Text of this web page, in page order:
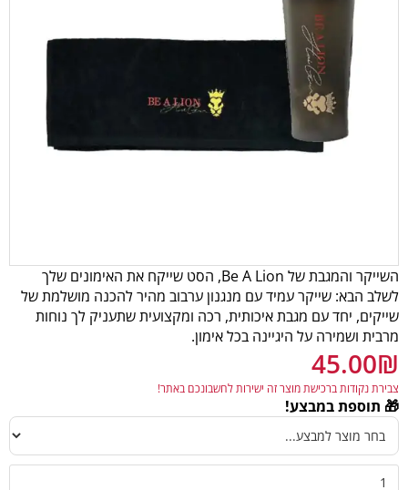
השייקר והמגבת של Be A Lion, הסט שייקח את האימונים שלך
לשלב הבא: שייקר עמיד עם מנגנון ערבוב מהיר להכנה מושלמת של
שייקים, יחד עם מגבת איכותית, רכה ומקצועית שתעניק לך נוחות
מרבית ושמירה על היגיינה בכל אימון.
45.00₪
צבירת נקודות ברכישת מוצר זה ישירות לחשבונכם באתר!
🎁 תוספת במבצע!